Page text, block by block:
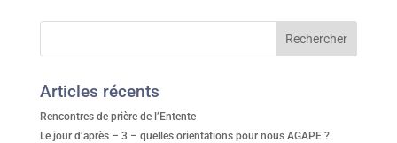
Articles récents
Rencontres de prière de l’Entente
Le jour d’après – 3 – quelles orientations pour nous AGAPE ?